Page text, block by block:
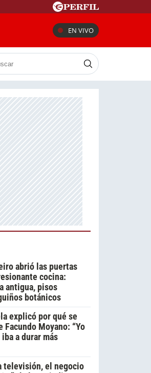
EN VIVO
abrió las puertas
cocina:
antigua, pisos
botánicos
explicó por qué se
Facundo Moyano: “Yo
a durar más
televisión, el negocio